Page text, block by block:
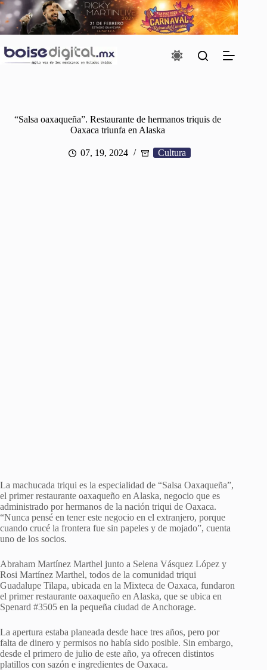
Saltar
al
contenido
“Salsa oaxaqueña”. Restaurante de hermanos triquis de
Oaxaca triunfa en Alaska
07, 19, 2024 Cultura
La machucada triqui es la especialidad de “Salsa Oaxaqueña”,
el primer restaurante oaxaqueño en Alaska, negocio que es
administrado por hermanos de la nación triqui de Oaxaca.
“Nunca pensé en tener este negocio en el extranjero, porque
cuando crucé la frontera fue sin papeles y de mojado”, cuenta
uno de los socios.
Abraham Martínez Marthel junto a Selena Vásquez López y
Rosi Martínez Marthel, todos de la comunidad triqui
Guadalupe Tilapa, ubicada en la Mixteca de Oaxaca, fundaron
el primer restaurante oaxaqueño en Alaska, que se ubica en
Spenard #3505 en la pequeña ciudad de Anchorage.
La apertura estaba planeada desde hace tres años, pero por
falta de dinero y permisos no había sido posible. Sin embargo,
desde el primero de julio de este año, ya ofrecen distintos
platillos con sazón e ingredientes de Oaxaca.